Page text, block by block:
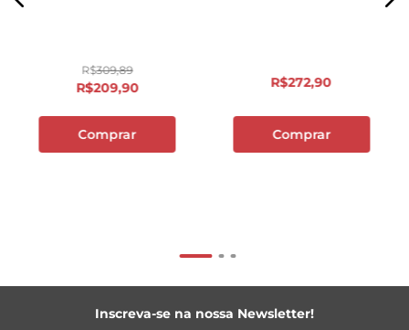
R$309,89
R$209,90
Comprar
R$272,90
Comprar
Inscreva-se na nossa Newsletter!